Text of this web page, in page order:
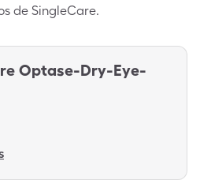
de SingleCare.
Optase-Dry-Eye-